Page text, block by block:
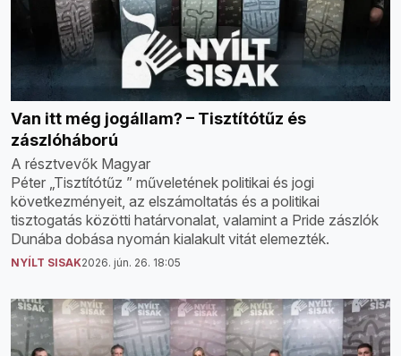
Van itt még jogállam? – Tisztítótűz és
zászlóháború
A résztvevők Magyar
Péter „Tisztítótűz ” műveletének politikai és jogi
következményeit, az elszámoltatás és a politikai
tisztogatás közötti határvonalat, valamint a Pride zászlók
Dunába dobása nyomán kialakult vitát elemezték.
NYÍLT SISAK2026. jún. 26. 18:05